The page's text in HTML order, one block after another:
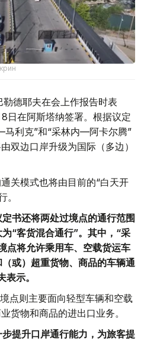
勒德耶夫在会上作报告时表
日在阿斯塔纳签署。根据议定
利克”和“采林内—阿卡尔腾”
双边口岸升级为国际（多边）
关模式也将由目前的“白天开
。
书还将两处过境点的通行范围
“客货混合通行”。其中，“采
点将允许乘用车、空载货运车
或）超重货物、商品的车辆通
示。
点则主要面向轻型车辆和空载
货物和商品的进出口业务。
提升口岸通行能力，为旅客提